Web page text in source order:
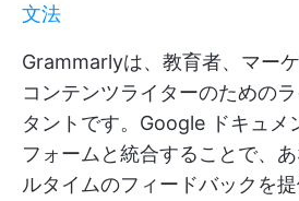
文法
Grammarlyは、教育者、マーケ
コンテンツライターのための
タントです。Google ドキュメ
フォームと統合することで、
ルタイムのフィードバックを提